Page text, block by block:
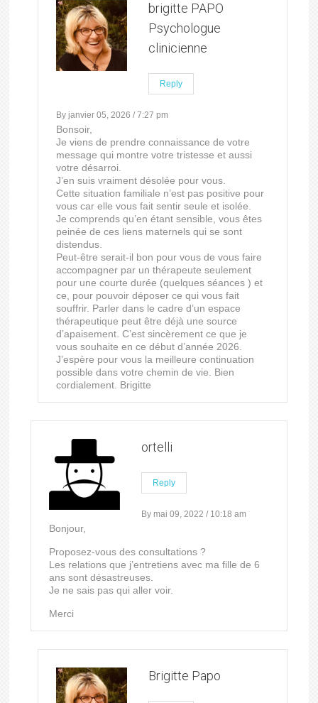
brigitte PAPO
Psychologue
clinicienne
Reply
By janvier 05, 2026 / 7:27 pm
Bonsoir,
Je viens de prendre connaissance de votre
message qui montre votre tristesse et aussi
votre désarroi.
J’en suis vraiment désolée pour vous.
Cette situation familiale n’est pas positive pour
vous car elle vous fait sentir seule et isolée.
Je comprends qu’en étant sensible, vous êtes
peinée de ces liens maternels qui se sont
distendus.
Peut-être serait-il bon pour vous de vous faire
accompagner par un thérapeute seulement
pour une courte durée (quelques séances ) et
ce, pour pouvoir déposer ce qui vous fait
souffrir. Parler dans le cadre d’un espace
thérapeutique peut être déjà une source
d’apaisement. C’est sincèrement ce que je
vous souhaite en ce début d’année 2026.
J’espère pour vous la meilleure continuation
possible dans votre chemin de vie. Bien
cordialement. Brigitte
ortelli
Reply
By mai 09, 2022 / 10:18 am
Bonjour,
Proposez-vous des consultations ?
Les relations que j’entretiens avec ma fille de 6
ans sont désastreuses.
Je ne sais pas qui aller voir.
Merci
Brigitte Papo